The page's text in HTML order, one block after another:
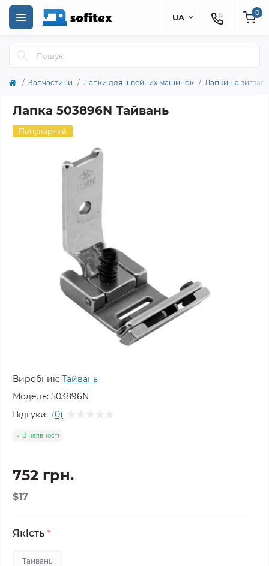
UA 0
Запчастини Лапки для швейних машинок Лапки на
Лапка 503896N Тайвань
Популярний
Виробник: Тайвань
Модель: 503896N
Відгуки: (0)
В наявності
752 грн.
$17
Якість *
Тайвань